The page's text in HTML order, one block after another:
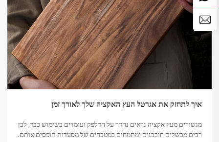
איך לתחזק את אגרטל העץ האקציה שלך לאורך זמן
מגשורים מעץ אקציה נראים נהדר על הדלפק ועומדים בשימוש כבד, לכן
רבים מבשלים חובבנים ומתמחים במטבחים של מסעדות תופסים אותם.